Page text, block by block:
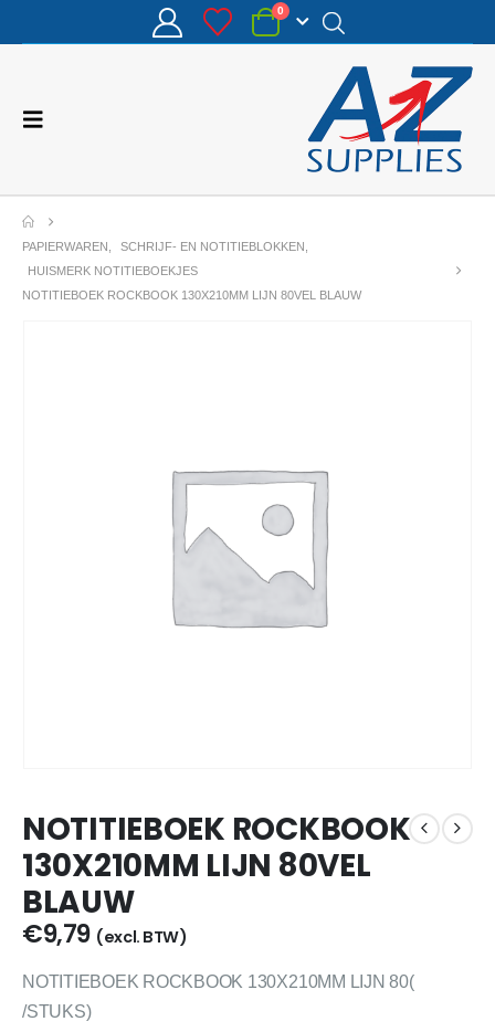
0
PAPIERWAREN SCHRIJF- EN NOTITIEBLOKKEN
HUISMERK NOTITIEBOEKJES
NOTITIEBOEK ROCKBOOK 130X210MM LIJN 80VEL BLAUW
NOTITIEBOEK ROCKBOOK
130X210MM LIJN 80VEL
BLAUW
€9,79 (excl. BTW)
NOTITIEBOEK ROCKBOOK 130X210MM LIJN 80(
/STUKS)